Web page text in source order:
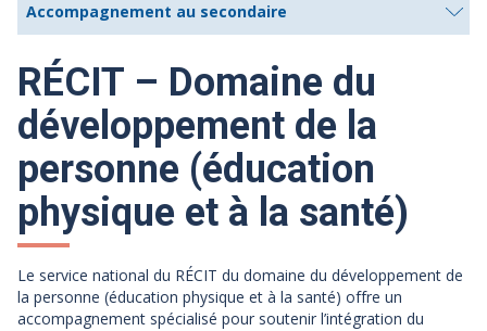
Accompagnement au secondaire
RÉCIT – Domaine du
développement de la
personne (éducation
physique et à la santé)
Le service national du RÉCIT du domaine du développement de
la personne (éducation physique et à la santé) offre un
accompagnement spécialisé pour soutenir l’intégration du